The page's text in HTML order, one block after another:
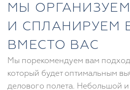
МЫ ОРГАНИЗУЕМ
И СПЛАНИРУЕМ
ВМЕСТО ВАС
Мы порекомендуем вам
который будет оптимальным
делового полета. Небольшой